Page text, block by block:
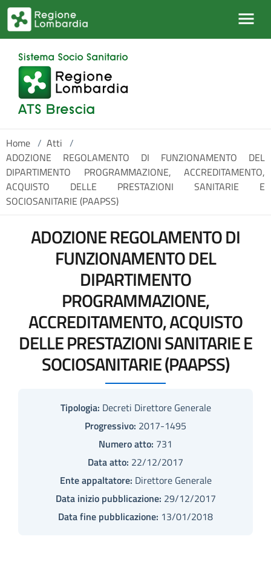
Salta al contenuto principale
Home / Atti /
ADOZIONE REGOLAMENTO DI FUNZIONAMENTO DEL
DIPARTIMENTO PROGRAMMAZIONE, ACCREDITAMENTO,
ACQUISTO DELLE PRESTAZIONI SANITARIE E
SOCIOSANITARIE (PAAPSS)
ADOZIONE REGOLAMENTO DI
FUNZIONAMENTO DEL
DIPARTIMENTO
PROGRAMMAZIONE,
ACCREDITAMENTO, ACQUISTO
DELLE PRESTAZIONI SANITARIE E
SOCIOSANITARIE (PAAPSS)
Tipologia: Decreti Direttore Generale
Progressivo: 2017-1495
Numero atto: 731
Data atto: 22/12/2017
Ente appaltatore: Direttore Generale
Data inizio pubblicazione: 29/12/2017
Data fine pubblicazione: 13/01/2018